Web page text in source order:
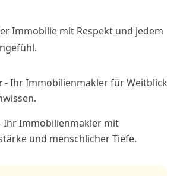
Immobilie mit Respekt und jedem
- Ihr Immobilienmakler für Weitblick
Ihr Immobilienmakler mit
und menschlicher Tiefe.